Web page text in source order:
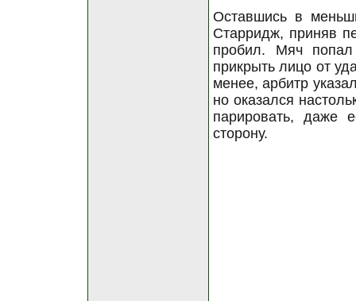
Оставшись в
Старридж, приняв
пробил. Мяч попал
прикрыть лицо от
менее, арбитр
но оказался
парировать, даже
сторону.